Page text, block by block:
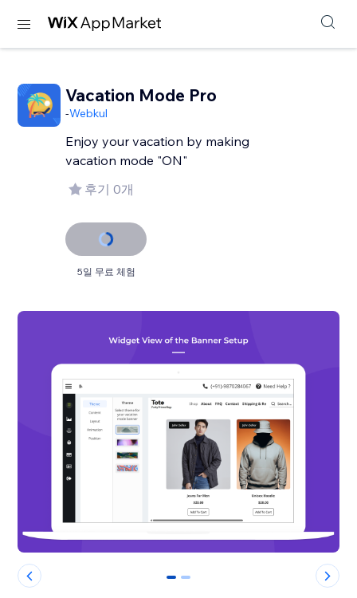
Vacation Mode Pro
-Webkul
Enjoy your vacation by making
vacation mode "ON"
후기 0개
5일 무료 체험
0 1